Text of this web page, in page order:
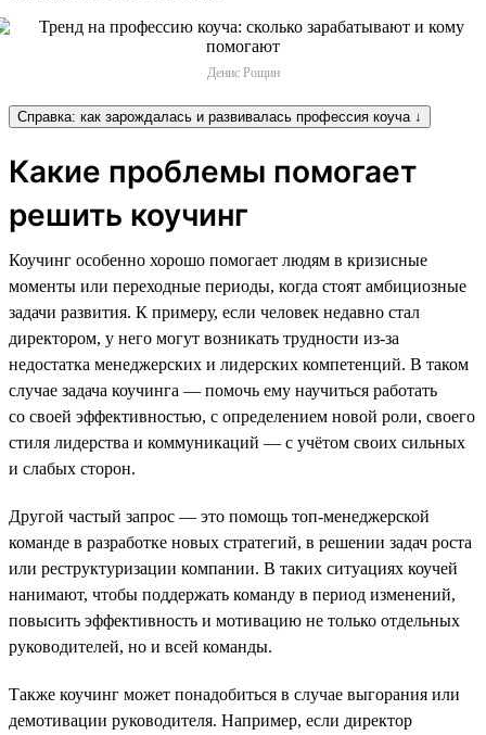
Денис Рощин
Справка: как зарождалась и развивалась профессия коуча ↓
Какие проблемы помогает
решить коучинг
Коучинг особенно хорошо помогает людям в кризисные
моменты или переходные периоды, когда стоят амбициозные
задачи развития. К примеру, если человек недавно стал
директором, у него могут возникать трудности из-за
недостатка менеджерских и лидерских компетенций. В таком
случае задача коучинга — помочь ему научиться работать
со своей эффективностью, с определением новой роли, своего
стиля лидерства и коммуникаций — с учётом своих сильных
и слабых сторон.
Другой частый запрос — это помощь топ-менеджерской
команде в разработке новых стратегий, в решении задач роста
или реструктуризации компании. В таких ситуациях коучей
нанимают, чтобы поддержать команду в период изменений,
повысить эффективность и мотивацию не только отдельных
руководителей, но и всей команды.
Также коучинг может понадобиться в случае выгорания или
демотивации руководителя. Например, если директор